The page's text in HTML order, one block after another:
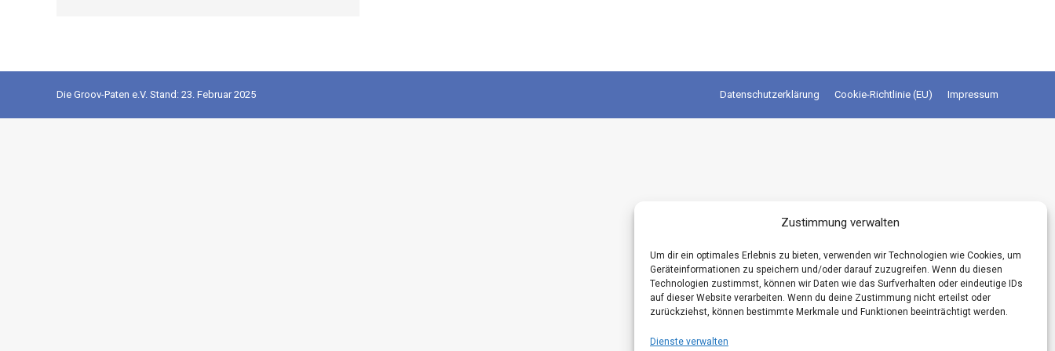
Zustimmung verwalten
Um dir ein optimales Erlebnis zu bieten, verwenden wir Technologien wie Cookies, um
Geräteinformationen zu speichern und/oder darauf zuzugreifen. Wenn du diesen
Technologien zustimmst, können wir Daten wie das Surfverhalten oder eindeutige IDs
auf dieser Website verarbeiten. Wenn du deine Zustimmung nicht erteilst oder
zurückziehst, können bestimmte Merkmale und Funktionen beeinträchtigt werden.
Dienste verwalten
Die Groov-Paten e.V. Stand: 23. Februar 2025 Datenschutzerklärung Cookie-Richtlinie (EU) Impressum